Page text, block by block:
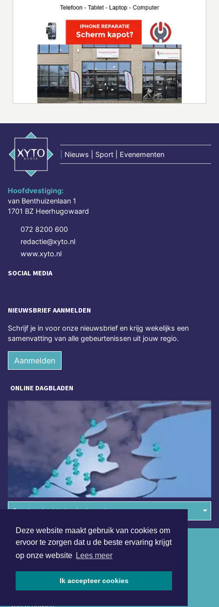
Deze website maakt gebruik van cookies om
ervoor te zorgen dat u de beste ervaring krijgt
op onze website Lees meer
Ik accepteer cookies
Nieuws | Sport | Evenementen
Hoofdvestiging:
van Benthuizenlaan 1
1701 BZ Heerhugowaard
072 8200 600
redactie@xyto.nl
www.xyto.nl
SOCIAL MEDIA
NIEUWSBRIEF AANMELDEN
Schrijf je in voor onze nieuwsbrief en krijg wekelijks een
samenvatting van alle gebeurtenissen uit jouw regio.
Aanmelden
ONLINE DAGBLADEN
Overige dagbladen in de regio
voorbehouden
Algemene voorwaarden
Disclaimer